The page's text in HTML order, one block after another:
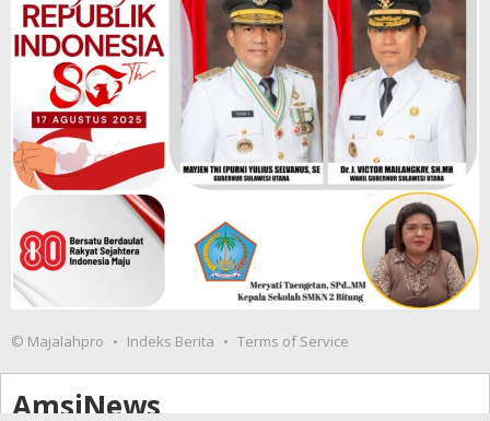
© Majalahpro Indeks Berita Terms of Service
AmsiNews